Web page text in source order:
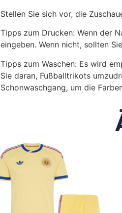
Stellen Sie sich vor, die
Tipps zum Drucken: Wenn der
eingeben. Wenn nicht, sollten
Tipps zum Waschen: Es wird
Sie daran, Fußballtrikots
Schonwaschgang, um die